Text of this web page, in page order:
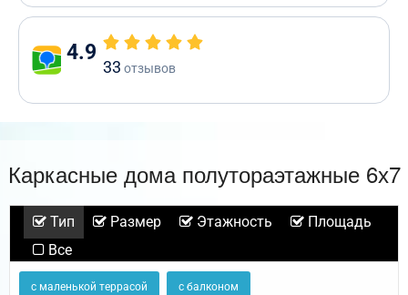
4.9
33 отзывов
Каркасные дома полутораэтажные 6х7
Тип Размер Этажность
Площадь
Все
с маленькой террасой с балконом